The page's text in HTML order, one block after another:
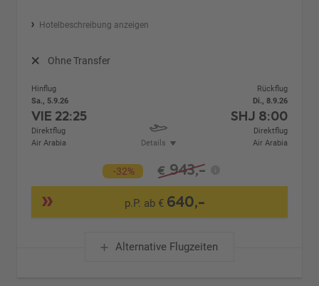
Hotelbeschreibung anzeigen
Ohne Transfer
Hinflug
Sa., 5.9.26
VIE 22:25
Direktflug
Air Arabia
Details
Rückflug
Di., 8.9.26
SHJ 8:00
Direktflug
Air Arabia
-32% € 943,-
p.P. ab € 640,-
Alternative Flugzeiten